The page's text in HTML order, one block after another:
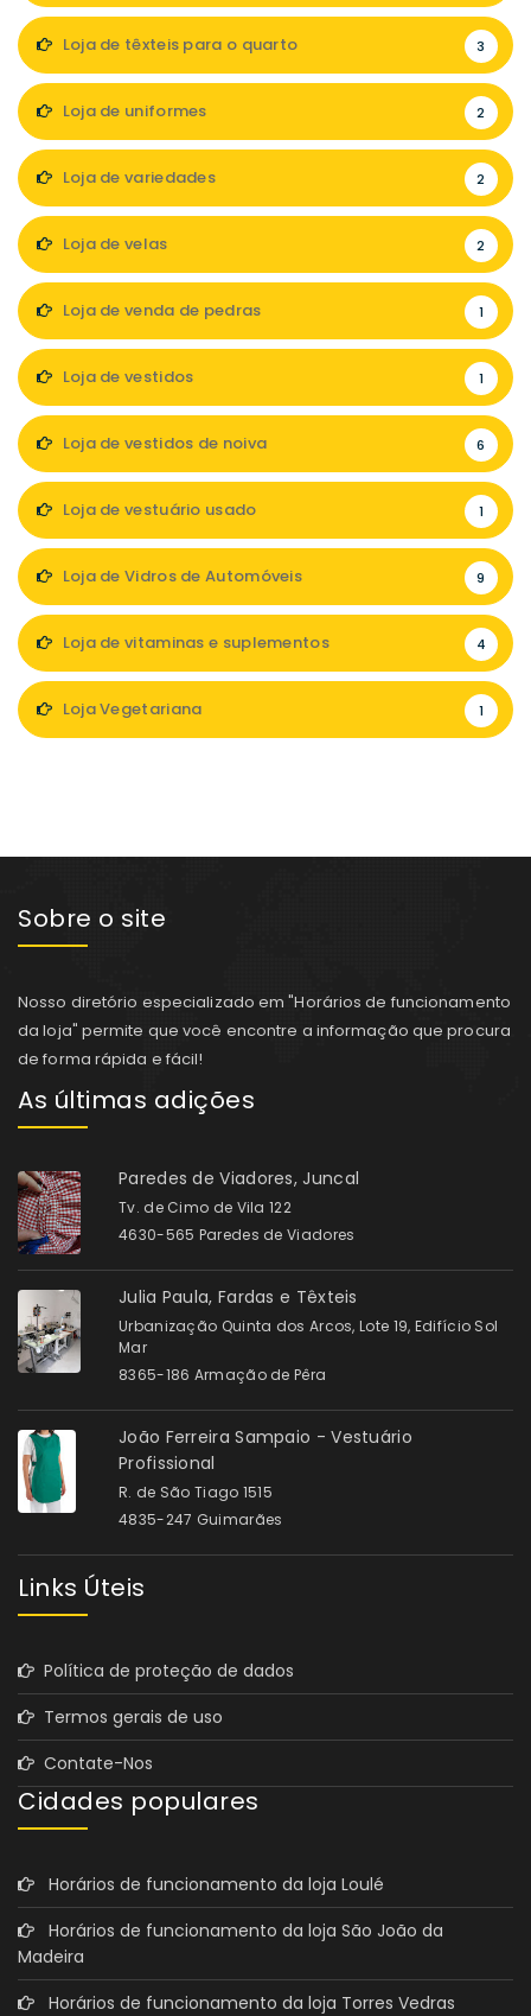
Loja de têxteis para o quarto 3
Loja de uniformes 2
Loja de variedades 2
Loja de velas 2
Loja de venda de pedras 1
Loja de vestidos 1
Loja de vestidos de noiva 6
Loja de vestuário usado 1
Loja de Vidros de Automóveis 9
Loja de vitaminas e suplementos 4
Loja Vegetariana 1
Sobre o site
Nosso diretório especializado em "Horários de funcionamento
da loja" permite que você encontre a informação que procura
de forma rápida e fácil!
As últimas adições
Paredes de Viadores, Juncal
Tv. de Cimo de Vila 122
4630-565 Paredes de Viadores
Julia Paula, Fardas e Têxteis
Urbanização Quinta dos Arcos, Lote 19, Edifício Sol
Mar
8365-186 Armação de Pêra
João Ferreira Sampaio - Vestuário
Profissional
R. de São Tiago 1515
4835-247 Guimarães
Links Úteis
Política de proteção de dados
Termos gerais de uso
Contate-Nos
Cidades populares
Horários de funcionamento da loja Loulé
Horários de funcionamento da loja São João da
Madeira
Horários de funcionamento da loja Torres Vedras